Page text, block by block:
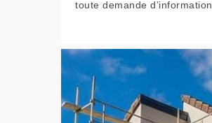
toute demande d’information.